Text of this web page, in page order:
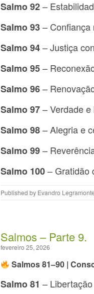
Salmo 92–
Salmo 93– Confiança
Salmo 94– Justiça
Salmo 95–
Salmo 96–
Salmo 97– Verdade e
Salmo 98– Alegria e
Salmo 99–
Salmo 100– Gratidão
Published by Evandro Legramonte
Salmos – Parte 9.
fevereiro 25, 2026
Salmos 81–90 |
Salmo 81 –